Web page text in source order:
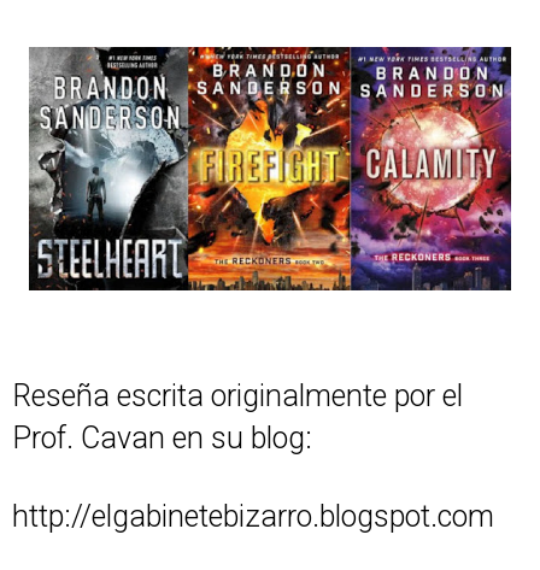
Reseña escrita originalmente por el
Prof. Cavan en su blog:
http://elgabinetebizarro.blogspot.com